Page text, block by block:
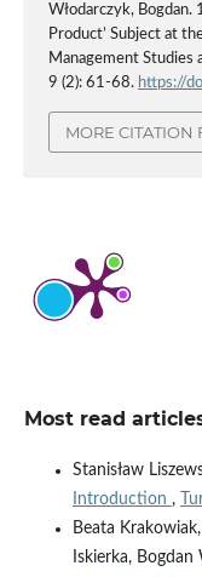
Włodarczyk, Bogdan.
Product’ Subject at
Management Studies
9 (2): 61-68. https://
MORE CITATION
Most read
Stanisław
Introduction ,
Beata
Iskierka,